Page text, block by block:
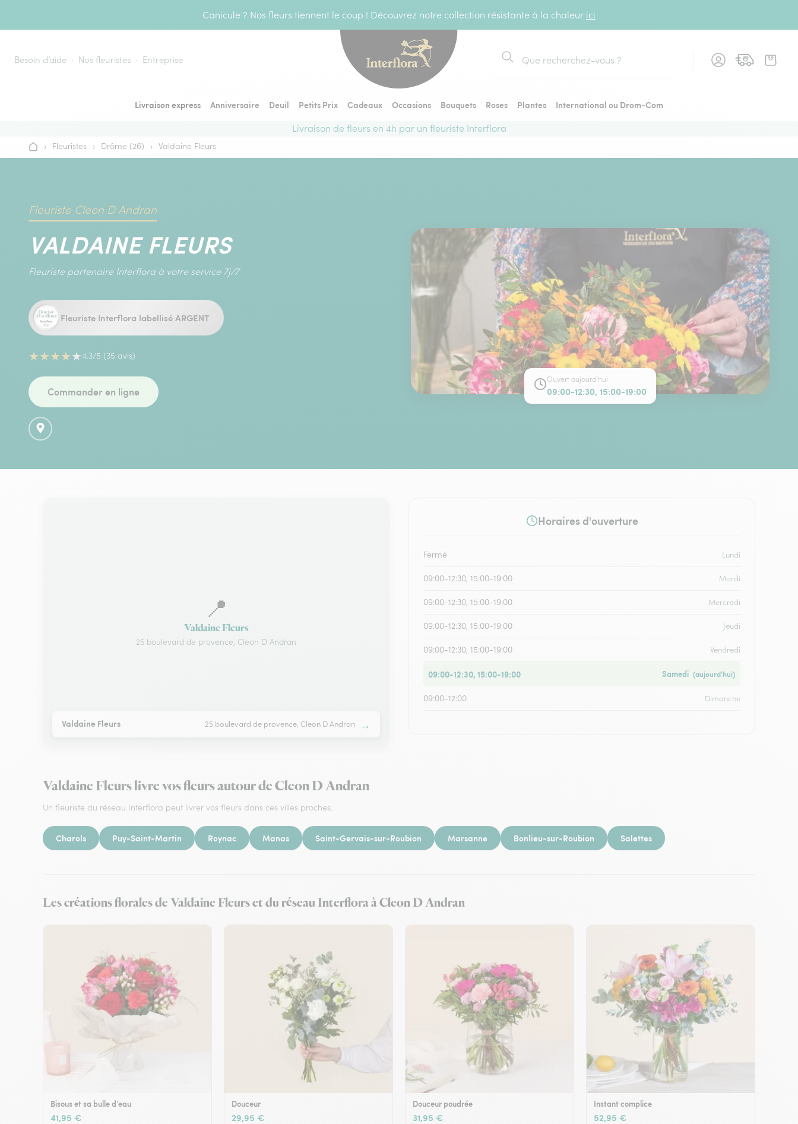
Canicule ? Nos fleurs tiennent le coup ! Découvrez notre collection résistante à la chaleur ici
Besoin d’aide Nos fleuristes Entreprise
Rechercher
Livraison express Anniversaire Deuil Petits Prix Cadeaux Occasions Bouquets Roses Plantes
International ou Drom-Com
Livraison de fleurs en 4h par un fleuriste Interflora
Accueil
› Fleuristes › Drôme (26) › Valdaine Fleurs
Fleuriste Cleon D Andran
VALDAINE FLEURS
Fleuriste partenaire Interflora à votre service 7j/7
Fleuriste Interflora labellisé ARGENT
★★★★★4.3/5 (35 avis)
Commander en ligne
Ouvert aujourd'hui
09:00-12:30, 15:00-19:00
📍
Valdaine Fleurs
25 boulevard de provence, Cleon D Andran
Valdaine Fleurs 25 boulevard de provence, Cleon D Andran →
Horaires d'ouverture
Fermé Lundi
09:00-12:30, 15:00-19:00 Mardi
09:00-12:30, 15:00-19:00 Mercredi
09:00-12:30, 15:00-19:00 Jeudi
09:00-12:30, 15:00-19:00 Vendredi
09:00-12:30, 15:00-19:00 Samedi (aujourd’hui)
09:00-12:00 Dimanche
Valdaine Fleurs livre vos fleurs autour de Cleon D Andran
Un fleuriste du réseau Interflora peut livrer vos fleurs dans ces villes proches.
Charols Puy-Saint-Martin Roynac Manas Saint-Gervais-sur-Roubion Marsanne Bonlieu-sur-Roubion Salettes
Les créations florales de Valdaine Fleurs et du réseau Interflora à Cleon D Andran
Bisous et sa bulle d'eau
41,95 €
Douceur
29,95 €
Douceur poudrée
31,95 €
Instant complice
52,95 €